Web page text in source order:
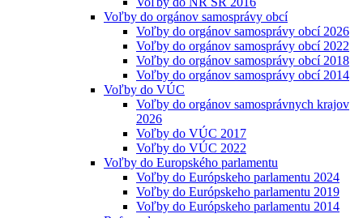
Voľby do orgánov samosprávy obcí
Voľby do orgánov samosprávy obcí 2026
Voľby do orgánov samosprávy obcí 2022
Voľby do orgánov samosprávy obcí 2018
Voľby do orgánov samosprávy obcí 2014
Voľby do VÚC
Voľby do orgánov samosprávnych krajov
2026
Voľby do VÚC 2017
Voľby do VÚC 2022
Voľby do Europského parlamentu
Voľby do Európskeho parlamentu 2024
Voľby do Európskeho parlamentu 2019
Voľby do Európskeho parlamentu 2014